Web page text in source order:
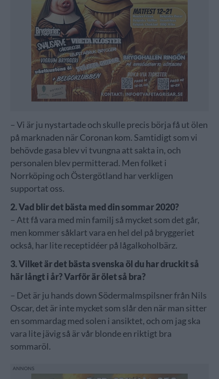
– Vi är ju nystartade och skulle precis börja få ut ölen
på marknaden när Coronan kom. Samtidigt som vi
behövde gasa blev vi tvungna att sakta in, och
personalen blev permitterad. Men folket i
Norrköping och Östergötland har verkligen
supportat oss.
2. Vad blir det bästa med din sommar 2020?
– Att få vara med min familj så mycket som det går,
men kommer såklart vara en hel del på bryggeriet
också, har lite receptidéer på lågalkoholbärz.
3. Vilket är det bästa svenska öl du har druckit så
här långt i år? Varför är ölet så bra?
– Det är ju hands down Södermalmspilsner från Nils
Oscar, det är inte mycket som slår den när man sitter
en sommardag med solen i ansiktet, och om jag ska
vara lite jävig så är vår blonde en riktigt bra
sommaröl.